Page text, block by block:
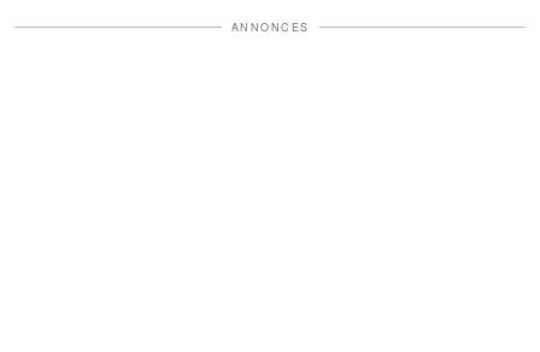
ANNONCES